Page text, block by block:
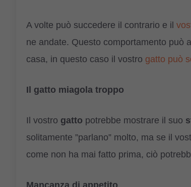
A volte può succedere il contrario e il
ne andate. Questo comportamento può
casa, in questo caso il vostro gatto può
Il gatto miagola troppo
Il vostro gatto potrebbe mostrare il suo
solitamente ”parlano” molto, ma se il
come non ha mai fatto prima, ciò